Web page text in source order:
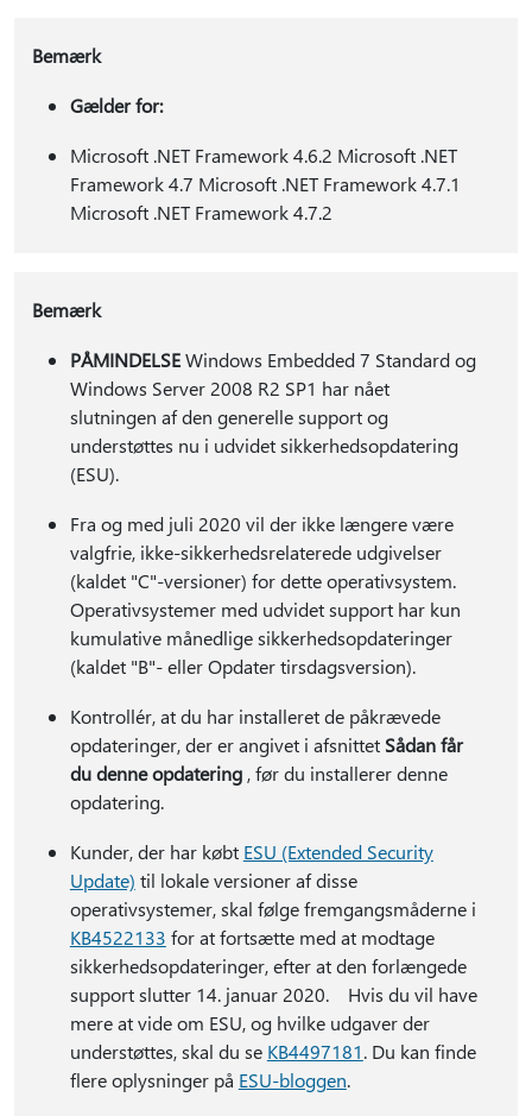
Bemærk
Gælder for:
Microsoft .NET Framework 4.6.2 Microsoft .NET
Framework 4.7 Microsoft .NET Framework 4.7.1
Microsoft .NET Framework 4.7.2
Bemærk
PÅMINDELSEWindows Embedded 7 Standard og
Windows Server 2008 R2 SP1 har nået
slutningen af den generelle support og
understøttes nu i udvidet sikkerhedsopdatering
(ESU).
Fra og med juli 2020 vil der ikke længere være
valgfrie, ikke-sikkerhedsrelaterede udgivelser
(kaldet "C"-versioner) for dette operativsystem.
Operativsystemer med udvidet support har kun
kumulative månedlige sikkerhedsopdateringer
(kaldet "B"- eller Opdater tirsdagsversion).
Kontrollér, at du har installeret de påkrævede
opdateringer, der er angivet i afsnittet Sådan får
du denne opdatering, før du installerer denne
opdatering.
Kunder, der har købt ESU (Extended Security
Update) til lokale versioner af disse
operativsystemer, skal følge fremgangsmåderne i
KB4522133 for at fortsætte med at modtage
sikkerhedsopdateringer, efter at den forlængede
support slutter 14. januar 2020. Hvis du vil have
mere at vide om ESU, og hvilke udgaver der
understøttes, skal du se KB4497181. Du kan finde
flere oplysninger på ESU-bloggen.